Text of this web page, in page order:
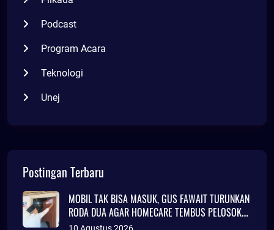
Podcast
Program Acara
Teknologi
Unej
Postingan Terbaru
MOBIL TAK BISA MASUK, GUS FAWAIT TURUNKAN
RODA DUA AGAR HOMECARE TEMBUS PELOSOK
JEMBER